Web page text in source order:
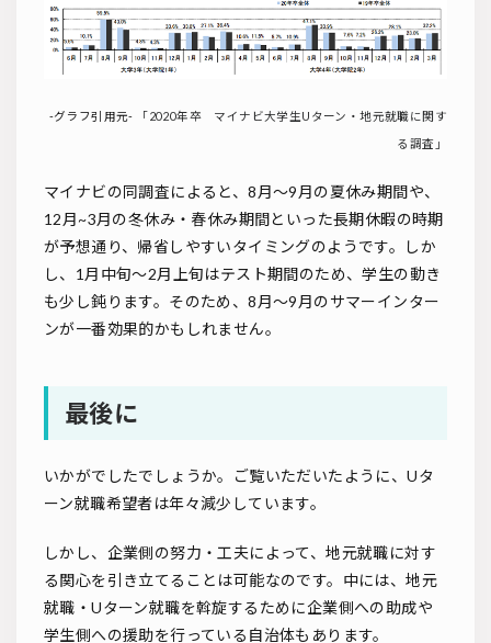
-グラフ引用元-
「2020年卒 マイナビ大学生Uターン・地元就職に関す
る調査」
マイナビの同調査によると、8月～9月の夏休み期間や、
12月~3月の冬休み・春休み期間といった長期休暇の時期
が予想通り、帰省しやすいタイミングのようです。しか
し、1月中旬～2月上旬はテスト期間のため、学生の動き
も少し鈍ります。そのため、8月～9月のサマーインター
ンが一番効果的かもしれません。
最後に
いかがでしたでしょうか。ご覧いただいたように、Uタ
ーン就職希望者は年々減少しています。
しかし、企業側の努力・工夫によって、地元就職に対す
る関心を引き立てることは可能なのです。中には、地元
就職・Uターン就職を斡旋するために企業側への助成や
学生側への援助を行っている自治体もあります。